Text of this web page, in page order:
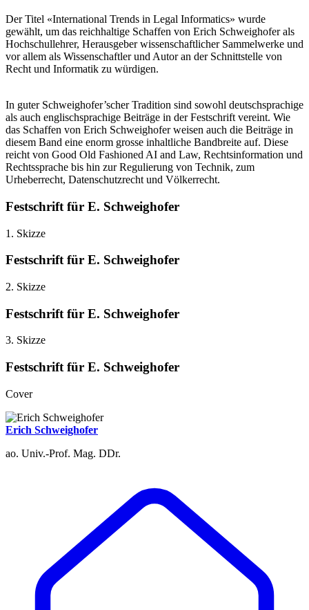
Der Titel «International Trends in Legal Informatics» wurde
gewählt, um das reichhaltige Schaffen von Erich Schweighofer als
Hochschullehrer, Herausgeber wissenschaftlicher Sammelwerke und
vor allem als Wissenschaftler und Autor an der Schnittstelle von
Recht und Informatik zu würdigen.
In guter Schweighofer’scher Tradition sind sowohl deutschsprachige
als auch englischsprachige Beiträge in der Festschrift vereint. Wie
das Schaffen von Erich Schweighofer weisen auch die Beiträge in
diesem Band eine enorm grosse inhaltliche Bandbreite auf. Diese
reicht von Good Old Fashioned AI and Law, Rechtsinformation und
Rechtssprache bis hin zur Regulierung von Technik, zum
Urheberrecht, Datenschutzrecht und Völkerrecht.
Festschrift für E. Schweighofer
1. Skizze
Festschrift für E. Schweighofer
2. Skizze
Festschrift für E. Schweighofer
3. Skizze
Festschrift für E. Schweighofer
Cover
Erich Schweighofer
ao. Univ.-Prof. Mag. DDr.